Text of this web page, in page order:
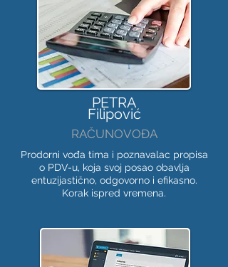
PETRA
Filipović
RAČUNOVOĐA
Prodorni vođa tima i poznavalac propisa
o PDV-u, koja svoj posao obavlja
entuzijastično, odgovorno i efikasno.
Korak ispred vremena.